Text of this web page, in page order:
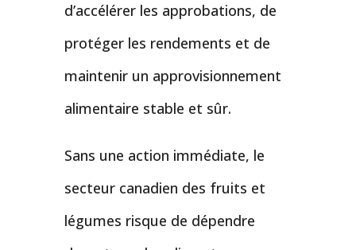
d’accélérer les approbations, de
protéger les rendements et de
maintenir un approvisionnement
alimentaire stable et sûr.
Sans une action immédiate, le
secteur canadien des fruits et
légumes risque de dépendre